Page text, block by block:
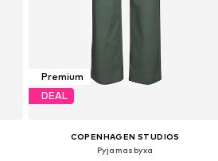
Premium
DEAL
COPENHAGEN STUDIOS
Pyjamasbyxa